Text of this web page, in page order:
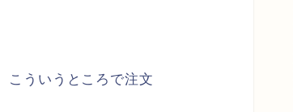
こういうところで注文